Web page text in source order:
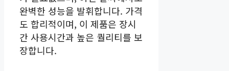
완벽한 성능을 발휘합니다. 가격
도 합리적이며, 이 제품은 장시
간 사용시간과 높은 퀄리티를 보
장합니다.